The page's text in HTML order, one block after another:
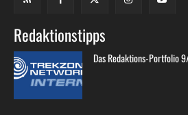
Redaktionstipps
Das Redaktions-Portfolio